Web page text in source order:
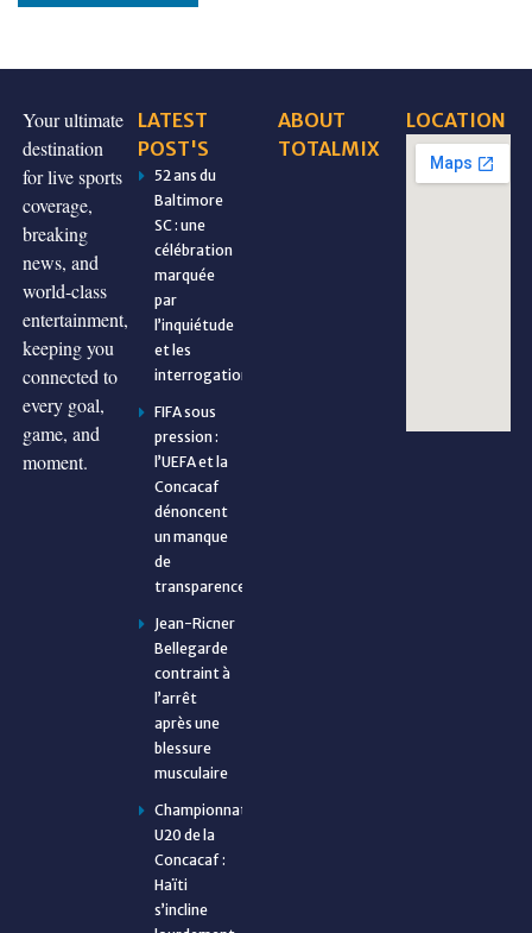
Your ultimate
destination
for live sports
coverage,
breaking
news, and
world-class
entertainment,
keeping you
connected to
every goal,
game, and
moment.
LATEST
POST'S
52 ans du
Baltimore
SC : une
célébration
marquée
par
l’inquiétude
et les
interrogations
FIFA sous
pression :
l’UEFA et la
Concacaf
dénoncent
un manque
de
transparence
Jean-Ricner
Bellegarde
contraint à
l’arrêt
après une
blessure
musculaire
Championnat
U20 de la
Concacaf :
Haïti
s’incline
ABOUT
TOTALMIX
LOCATION